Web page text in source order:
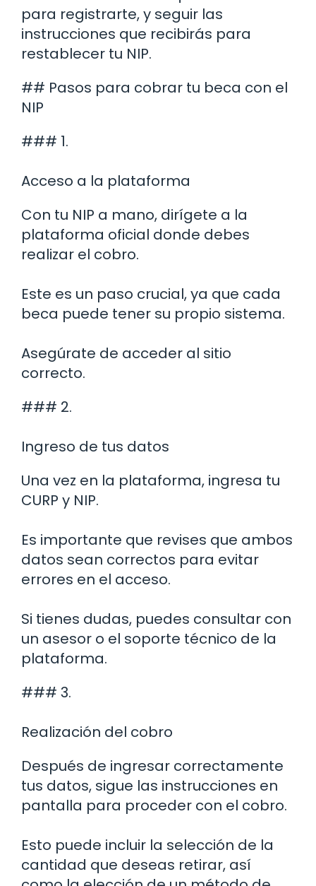
para registrarte, y seguir las
instrucciones que recibirás para
restablecer tu NIP.
## Pasos para cobrar tu beca con el
NIP
### 1.
Acceso a la plataforma
Con tu NIP a mano, dirígete a la
plataforma oficial donde debes
realizar el cobro.
Este es un paso crucial, ya que cada
beca puede tener su propio sistema.
Asegúrate de acceder al sitio
correcto.
### 2.
Ingreso de tus datos
Una vez en la plataforma, ingresa tu
CURP y NIP.
Es importante que revises que ambos
datos sean correctos para evitar
errores en el acceso.
Si tienes dudas, puedes consultar con
un asesor o el soporte técnico de la
plataforma.
### 3.
Realización del cobro
Después de ingresar correctamente
tus datos, sigue las instrucciones en
pantalla para proceder con el cobro.
Esto puede incluir la selección de la
cantidad que deseas retirar, así